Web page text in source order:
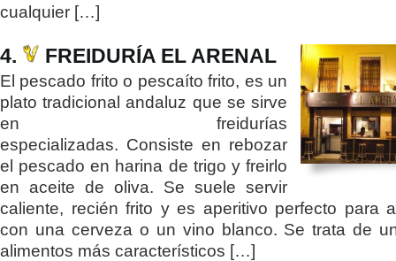
cualquier […]
4. FREIDURÍA EL ARENAL
El pescado frito o pescaíto frito, es un
plato tradicional andaluz que se sirve
en freidurías
especializadas. Consiste en rebozar
el pescado en harina de trigo y freirlo
en aceite de oliva. Se suele servir
caliente, recién frito y es aperitivo perfecto para
con una cerveza o un vino blanco. Se trata de
alimentos más característicos […]